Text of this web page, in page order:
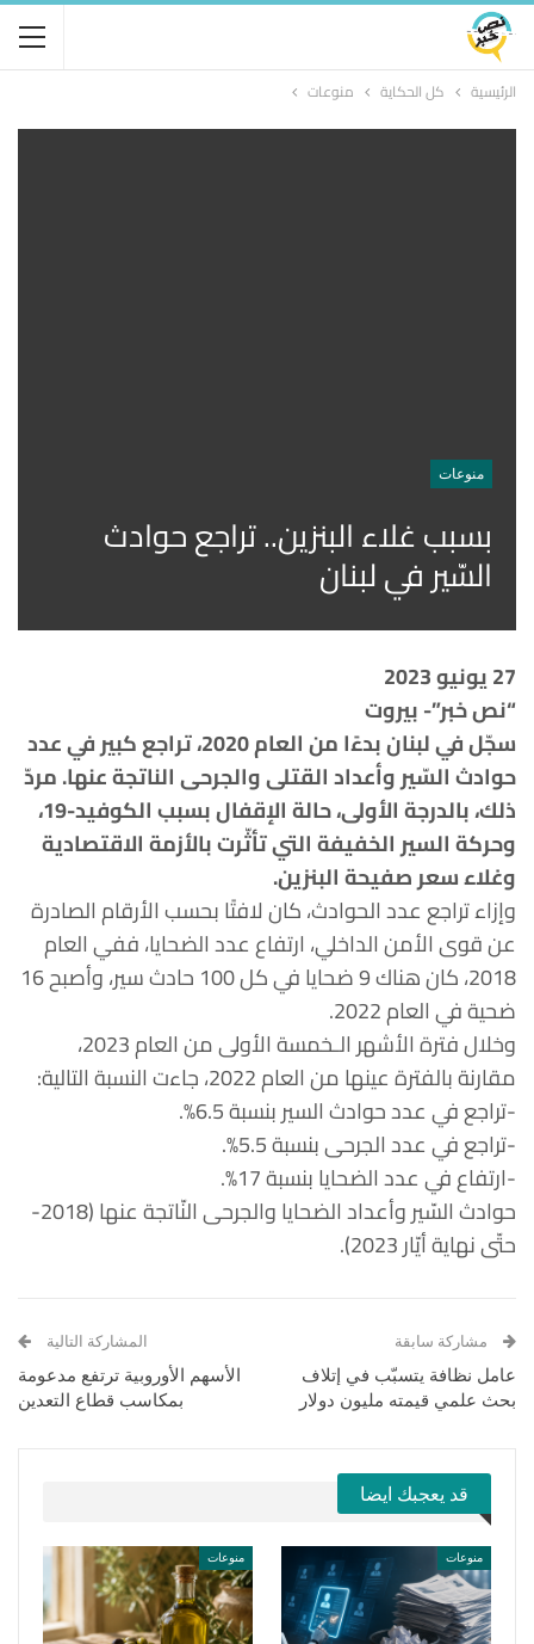
الرئيسية كل الحكاية منوعات
منوعات
بسبب غلاء البنزين.. تراجع حوادث
السّير في لبنان
27 يونيو 2023
“نص خبر”- بيروت
سجّل في لبنان بدءًا من العام 2020، تراجع كبير في عدد
حوادث السّير وأعداد القتلى والجرحى الناتجة عنها. مردّ
ذلك، بالدرجة الأولى، حالة الإقفال بسبب الكوفيد-19،
وحركة السير الخفيفة التي تأثّرت بالأزمة الاقتصادية
وغلاء سعر صفيحة البنزين.
وإزاء تراجع عدد الحوادث، كان لافتًا بحسب الأرقام الصادرة
عن قوى الأمن الداخلي، ارتفاع عدد الضحايا، ففي العام
2018، كان هناك 9 ضحايا في كل 100 حادث سير، وأصبح 16
ضحية في العام 2022.
وخلال فترة الأشهر الـخمسة الأولى من العام 2023،
مقارنة بالفترة عينها من العام 2022، جاءت النسبة التالية:
-تراجع في عدد حوادث السير بنسبة 6.5%.
-تراجع في عدد الجرحى بنسبة 5.5%.
-ارتفاع في عدد الضحايا بنسبة 17%.
حوادث السّير وأعداد الضحايا والجرحى النّاتجة عنها (2018-
حتّى نهاية أيّار 2023).
مشاركة سابقة
عامل نظافة يتسبّب في إتلاف
بحث علمي قيمته مليون دولار
المشاركة التالية
الأسهم الأوروبية ترتفع مدعومة
بمكاسب قطاع التعدين
قد يعجبك ايضا
منوعات منوعات